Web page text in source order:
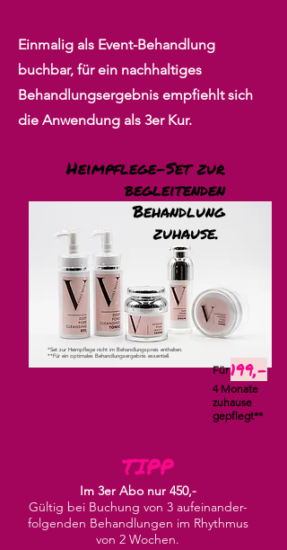
Einmalig als Event-Behandlung
buchbar, für ein nachhaltiges
Behandlungsergebnis empfiehlt sich
die Anwendung als 3er Kur.
Heimpflege-Set zur
begleitenden
Behandlung
zuhause.
Für199,-
4 Monate
zuhause
gepflegt**
*Set zur Heimpflege nicht im Behandlungspreis enthalten.
**Für ein optimales Behandlungsergebnis essentiell.
TIPP
Im 3er Abo nur 450,-
Gültig bei Buchung von 3 aufeinander-
folgenden Behandlungen im Rhythmus
von 2 Wochen.